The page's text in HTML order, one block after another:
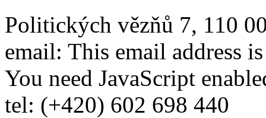
Politických vězňů 7, 110
email: This email address
You need JavaScript
tel: (+420) 602 698 440